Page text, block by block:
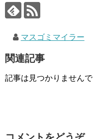
マスゴミマイラー
関連記事
記事は見つかりませんで